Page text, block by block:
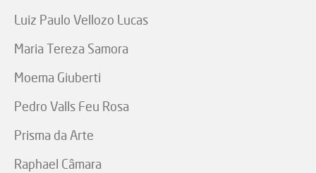
Luiz Paulo Vellozo Lucas
Maria Tereza Samora
Moema Giuberti
Pedro Valls Feu Rosa
Prisma da Arte
Raphael Câmara